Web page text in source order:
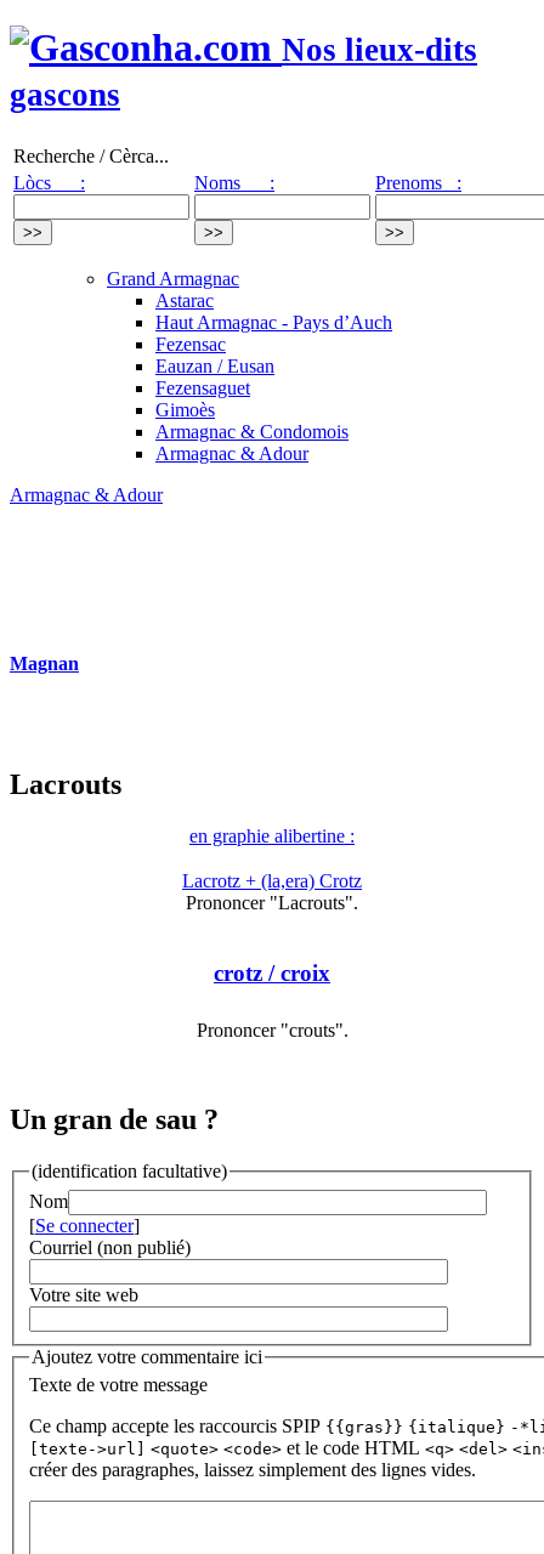
Nos lieux-dits
gascons
Recherche / Cèrca...
Lòcs :
Noms : Prenoms :
Grand Armagnac
Astarac
Haut Armagnac - Pays d’Auch
Fezensac
Eauzan / Eusan
Fezensaguet
Gimoès
Armagnac & Condomois
Armagnac & Adour
Armagnac & Adour
Magnan
Lacrouts
en graphie alibertine :
Lacrotz + (la,era) Crotz
Prononcer "Lacrouts".
crotz / croix
Prononcer "crouts".
Un gran de sau ?
(identification facultative)
Nom
[Se connecter]
Courriel (non publié)
Votre site web
Ajoutez votre commentaire ici
Texte de votre message
Ce champ accepte les raccourcis SPIP {{gras}} {italique} -
[texte->url]
<quote> <code> et le code HTML <q> <del>
créer des paragraphes, laissez simplement des lignes vides.